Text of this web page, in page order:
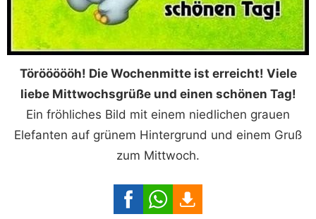
Töröööööh! Die Wochenmitte ist erreicht! Viele
liebe Mittwochsgrüße und einen schönen Tag!
Ein fröhliches Bild mit einem niedlichen grauen
Elefanten auf grünem Hintergrund und einem Gruß
zum Mittwoch.